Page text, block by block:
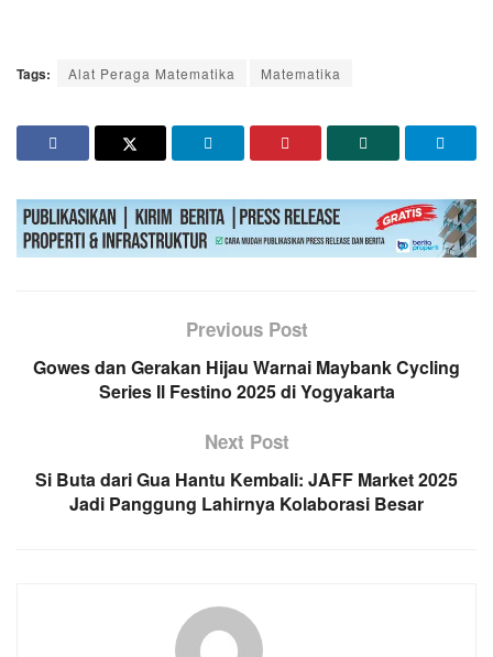
Tags: Alat Peraga Matematika Matematika
Previous Post
Gowes dan Gerakan Hijau Warnai Maybank Cycling
Series Il Festino 2025 di Yogyakarta
Next Post
Si Buta dari Gua Hantu Kembali: JAFF Market 2025
Jadi Panggung Lahirnya Kolaborasi Besar